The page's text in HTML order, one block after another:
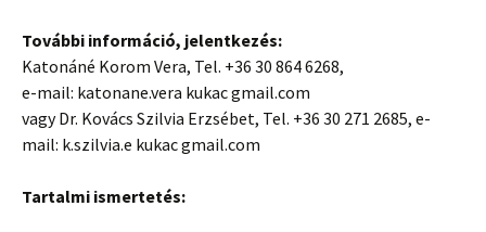
További információ, jelentkezés:
Katonáné Korom Vera, Tel. +36 30 864 6268,
e-mail: katonane.vera kukac gmail.com
vagy Dr. Kovács Szilvia Erzsébet, Tel. +36 30 271 2685, e-
mail: k.szilvia.e kukac gmail.com
Tartalmi ismertetés: